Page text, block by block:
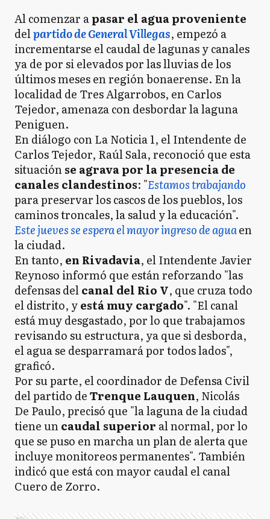
Al comenzar apasar el agua proveniente
delpartido de General Villegas, empezó a
incrementarse el caudal de lagunas y canales
ya de por si elevados por las lluvias de los
últimos meses en región bonaerense. En la
localidad de Tres Algarrobos, en Carlos
Tejedor, amenaza con desbordar la laguna
Peniguen.
En diálogo con La Noticia 1, el Intendente de
Carlos Tejedor, Raúl Sala, reconoció que esta
situaciónse agrava por la presencia de
canales clandestinos: "Estamos trabajando
para preservar los cascos de los pueblos, los
caminos troncales, la salud y la educación".
Este jueves se espera el mayor ingreso de aguaen
la ciudad.
En tanto, en Rivadavia, el Intendente Javier
Reynoso informó que están reforzando "las
defensas delcanal del Rio V, que cruza todo
el distrito, yestá muy cargado". "El canal
está muy desgastado, por lo que trabajamos
revisando su estructura, ya que si desborda,
el agua se desparramará por todos lados",
graficó.
Por su parte, el coordinador de Defensa Civil
del partido deTrenque Lauquen, Nicolás
De Paulo, precisó que "la laguna de la ciudad
tiene uncaudal superior al normal, por lo
que se puso en marcha un plan de alerta que
incluye monitoreos permanentes". También
indicó que está con mayor caudal el canal
Cuero de Zorro.
Ads